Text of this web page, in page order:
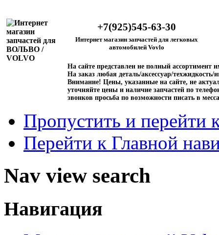
+7(925)545-63-30
Интернет магазин запчастей для легковых
автомобилей Vovlo
На сайте представлен не полный ассортимент
На заказ любая деталь/аксессуар/техжидкость/
Внимание! Цены, указанные на сайте, не
уточняйте цены и наличие запчастей по
звонков просьба по возможности писать в
Пропустить и перейти
Перейти к Главной
Nav view search
Навигация